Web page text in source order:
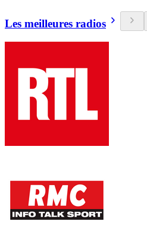
Les meilleures radios